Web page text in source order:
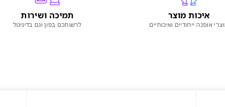
איכות מוצר
אופנה ייחודיים ואיכותיים
תמיכה ושירות
לרשותכם בפון וגם בדיגיטל